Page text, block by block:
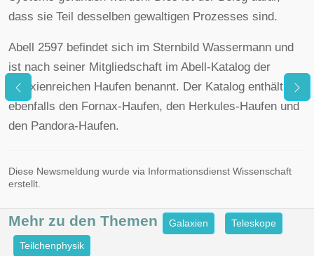
dass sie Teil desselben gewaltigen Prozesses sind.
Abell 2597 befindet sich im Sternbild Wassermann und
ist nach seiner Mitgliedschaft im Abell-Katalog der
galaxienreichen Haufen benannt. Der Katalog enthält
ebenfalls den Fornax-Haufen, den Herkules-Haufen und
den Pandora-Haufen.
Diese Newsmeldung wurde via Informationsdienst Wissenschaft
erstellt.
Mehr zu den Themen Galaxien
Teleskope
Teilchenphysik